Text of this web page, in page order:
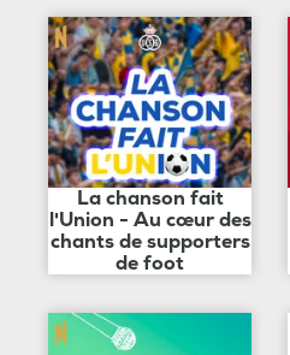
La chanson fait
l'Union - Au cœur des
chants de supporters
de foot